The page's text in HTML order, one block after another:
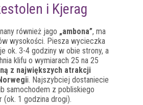
i Kjerag
również jago „ambona”, ma
wysokości. Piesza wycieczka
ok. 3-4 godziny w obie strony, a
klifu o wymiarach 25 na 25
z największych atrakcji
i. Najszybciej dostaniecie
samochodem z pobliskiego
(ok. 1 godzina drogi).